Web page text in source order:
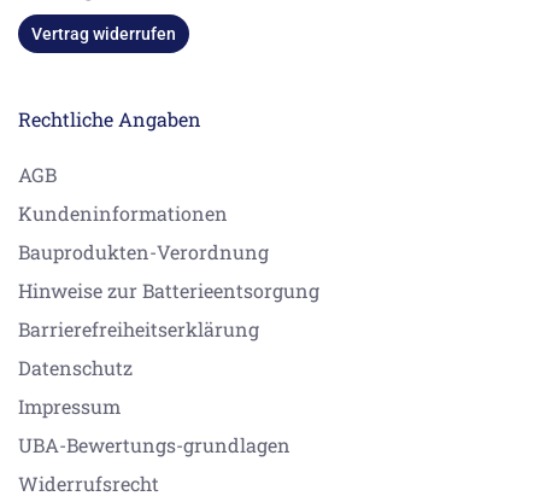
Vertrag widerrufen
Rechtliche Angaben
AGB
Kundeninformationen
Bauprodukten-Verordnung
Hinweise zur Batterieentsorgung
Barrierefreiheitserklärung
Datenschutz
Impressum
UBA-Bewertungs-grundlagen
Widerrufsrecht